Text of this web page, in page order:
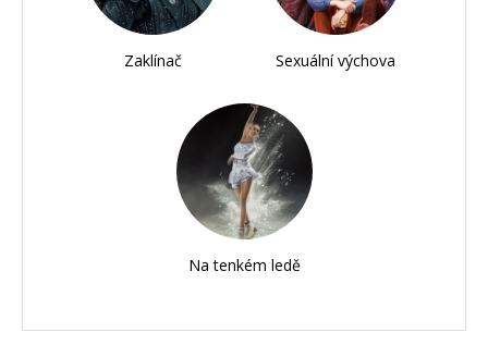
Zaklínač Sexuální výchova
Na tenkém ledě